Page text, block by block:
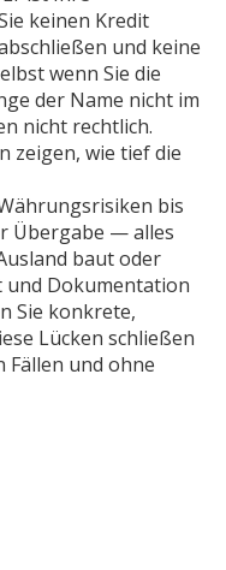
keinen Kredit
und keine
wenn Sie die
der Name nicht im
nicht rechtlich.
zeigen, wie tief die
bis
Übergabe — alles
baut oder
und Dokumentation
Sie konkrete,
Lücken schließen
und ohne